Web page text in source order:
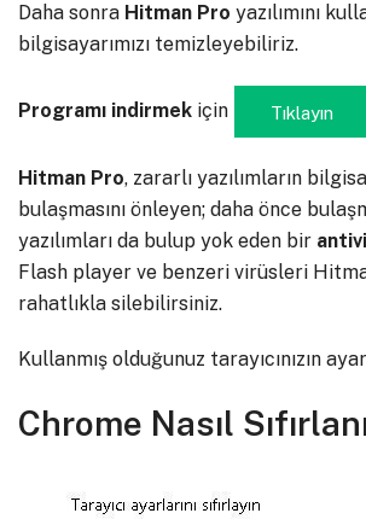
Daha sonra Hitman Pro yazılımını
bilgisayarımızı temizleyebiliriz.
Programı indirmek için Tıklayın
Hitman Pro, zararlı yazılımların
bulaşmasını önleyen; daha önce
yazılımları da bulup yok eden bir
Flash player ve benzeri virüsleri
rahatlıkla silebilirsiniz.
Kullanmış olduğunuz tarayıcınızın
Chrome Nasıl